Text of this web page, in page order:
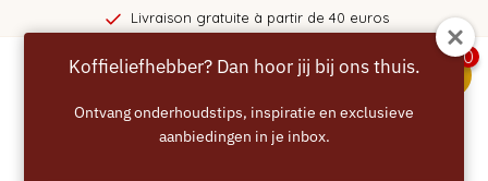
Livraison gratuite à partir de 40 euros
0
Koffieliefhebber? Dan hoor jij bij ons thuis.
Ontvang onderhoudstips, inspiratie en exclusieve
aanbiedingen in je inbox.